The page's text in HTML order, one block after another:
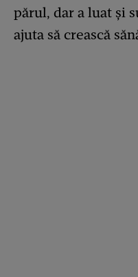
părul, dar a luat și
ajuta să crească